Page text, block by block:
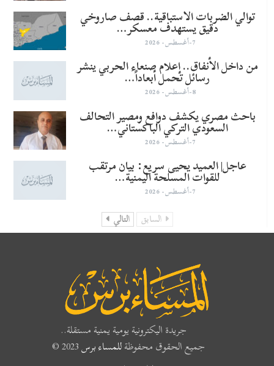
توالي الضربات الاستباقية.. قصف صاروخي
دقيق يستهدف معسكر…
7-أغسطس- 2026
من داخل الأنفاق.. إعلام صنعاء الحربي ينشر
رسائل تحمل أبعاداً…
8-أغسطس- 2026
باحث مصري يكشف دوافع ومصير التحالف
السعودي التركي الباكستاني…
7-أغسطس- 2026
عاجل| العميد يحيى سريع: بيان مرتقب
للقوات المسلحة اليمنية…
7-أغسطس- 2026
السابق التالي
جريدة اليكترونية يومية يمنية مستقلة..
جميع الحقوق محفوظةللمساء برس